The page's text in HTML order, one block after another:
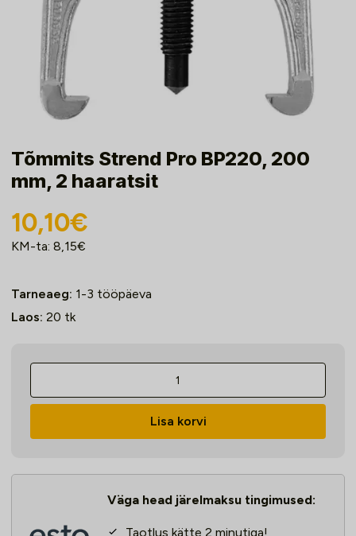
Tõmmits Strend Pro BP220, 200
mm, 2 haaratsit
10,10€
KM-ta: 8,15€
Tarneaeg: 1-3 tööpäeva
Laos: 20 tk
Tõmmits
Pro
Lisa korvi
Väga head järelmaksu tingimused:
Taotlus kätte 2 minutiga!